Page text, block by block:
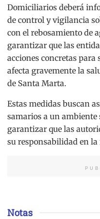
Domiciliarios deberá
de control y vigilancia
con el rebosamiento de
garantizar que las
acciones concretas
afecta gravemente la
de Santa Marta.
Estas medidas buscan
samarios a un ambiente
garantizar que las
su responsabilidad en la
Notas